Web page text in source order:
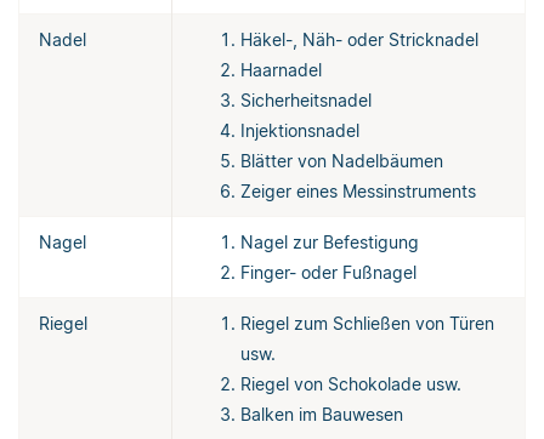
Nadel
Häkel-, Näh- oder Stricknadel
Haarnadel
Sicherheitsnadel
Injektionsnadel
Blätter von Nadelbäumen
Zeiger eines Messinstruments
Nagel
Nagel zur Befestigung
Finger- oder Fußnagel
Riegel
Riegel zum Schließen von Türen
usw.
Riegel von Schokolade usw.
Balken im Bauwesen